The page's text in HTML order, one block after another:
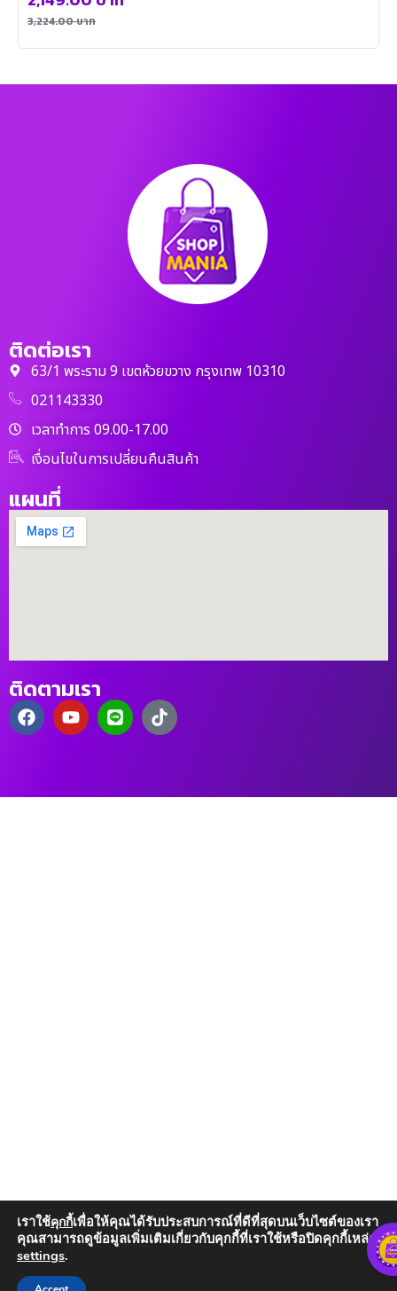
3,224.00บาท
ติดต่อเรา
63/1 พระราม 9 เขตห้วยขวาง กรุงเทพ 10310
021143330
เวลาทำการ 09.00-17.00
เงื่อนไขในการเปลี่ยนคืนสินค้า
แผนที่
ติดตามเรา
เราใช้คุกกี้เพื่อให้คุณได้รับประสบการณ์ที่ดีที่สุดบนเว็บไซต์ของเรา
คุณสามารถดูข้อมูลเพิ่มเติมเกี่ยวกับคุกกี้ที่เราใช้หรือปิดคุกกี้เหล่านั้น
settings.